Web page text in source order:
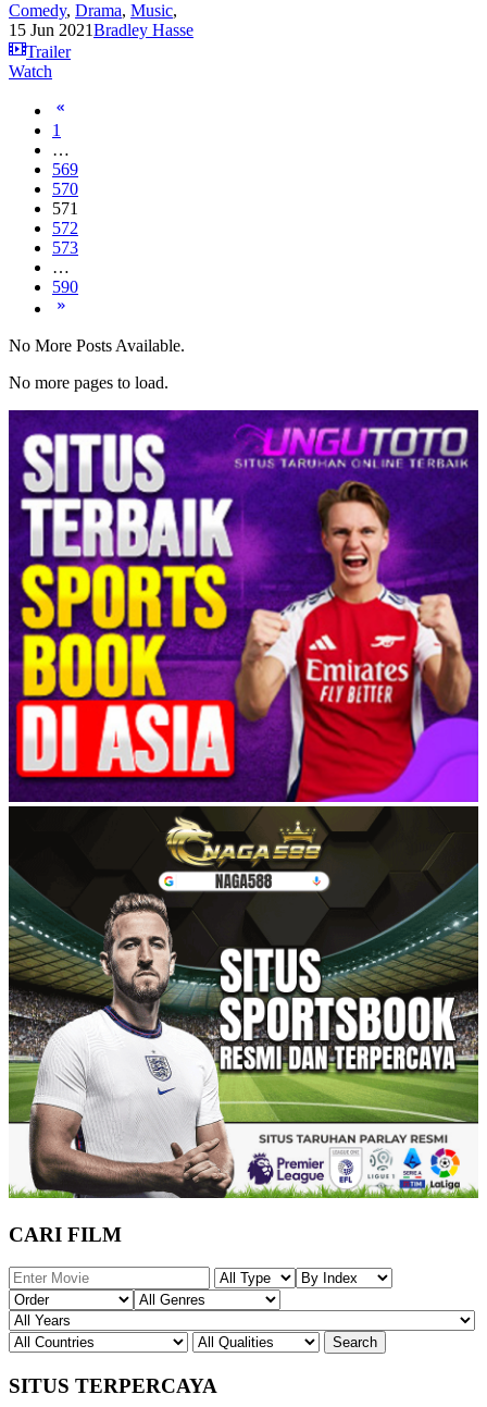
Comedy, Drama, Music,
15 Jun 2021Bradley Hasse
Trailer
Watch
1
…
569
570
571
572
573
…
590
No More Posts Available.
No more pages to load.
CARI FILM
SITUS TERPERCAYA